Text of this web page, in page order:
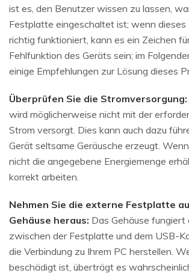
ist es, den Benutzer wissen zu lassen,
Festplatte eingeschaltet ist; wenn dieses
richtig funktioniert, kann es ein Zeichen
Fehlfunktion des Geräts sein; im
einige Empfehlungen zur Lösung dieses
Überprüfen Sie die Stromversorgung:
wird möglicherweise nicht mit der
Strom versorgt. Dies kann auch dazu
Gerät seltsame Geräusche erzeugt.
nicht die angegebene Energiemenge
korrekt arbeiten.
Nehmen Sie die externe Festplatte
Gehäuse heraus: Das Gehäuse fungiert
zwischen der Festplatte und dem USB-
die Verbindung zu Ihrem PC herstellen.
beschädigt ist, überträgt es